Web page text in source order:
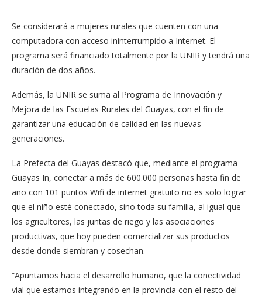
Se considerará a mujeres rurales que cuenten con una
computadora con acceso ininterrumpido a Internet. El
programa será financiado totalmente por la UNIR y tendrá una
duración de dos años.
Además, la UNIR se suma al Programa de Innovación y
Mejora de las Escuelas Rurales del Guayas, con el fin de
garantizar una educación de calidad en las nuevas
generaciones.
La Prefecta del Guayas destacó que, mediante el programa
Guayas In, conectar a más de 600.000 personas hasta fin de
año con 101 puntos Wifi de internet gratuito no es solo lograr
que el niño esté conectado, sino toda su familia, al igual que
los agricultores, las juntas de riego y las asociaciones
productivas, que hoy pueden comercializar sus productos
desde donde siembran y cosechan.
“Apuntamos hacia el desarrollo humano, que la conectividad
vial que estamos integrando en la provincia con el resto del